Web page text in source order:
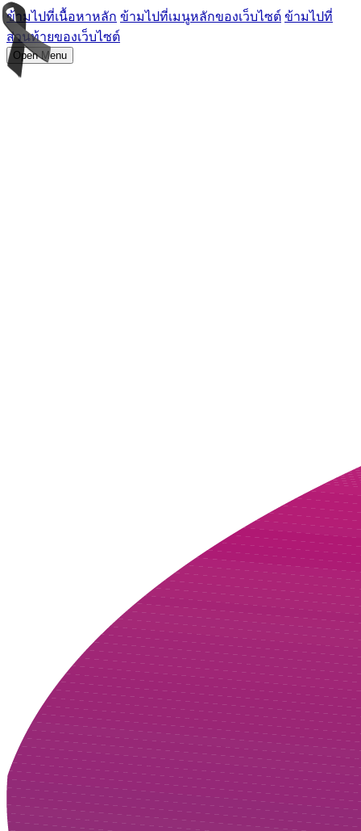
ข้ามไปที่เนื้อหาหลัก ข้ามไปที่เมนูหลักของเว็บไซต์ ข้ามไปที่
ส่วนท้ายของเว็บไซต์
Open Menu